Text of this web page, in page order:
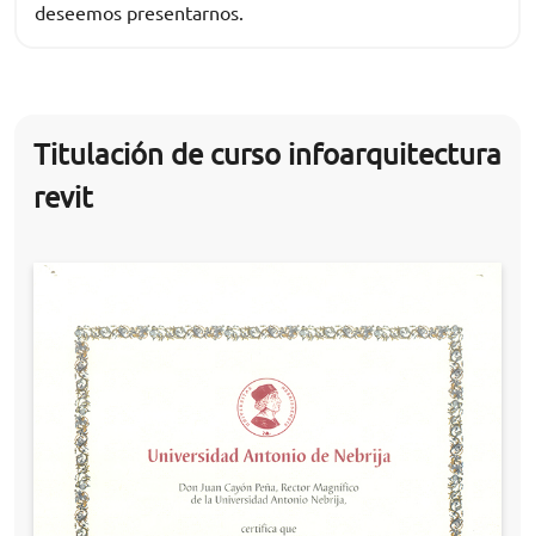
deseemos presentarnos.
Titulación de curso infoarquitectura
revit